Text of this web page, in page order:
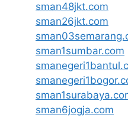
sman48jkt.com
sman26jkt.com
sman1sumbar.com
sman6jogja.com